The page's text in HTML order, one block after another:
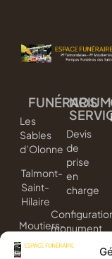
FUNÉRARIUM
Les
Sables
d’Olonne
Talmont-
Saint-
Hilaire
Moutiers-
les-
Mauxfaits
NOS
Devis
de
prise
en
charge
monument
3D